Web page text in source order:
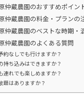
仲蔵農園のおすすめポイン
仲蔵農園の料金・プランの
仲蔵農園のベストな時期・
仲蔵農園のよくある質問
約なしでも行けますか？
持ち込みはできますか？
連れでも楽しめますか？
題はありますか？